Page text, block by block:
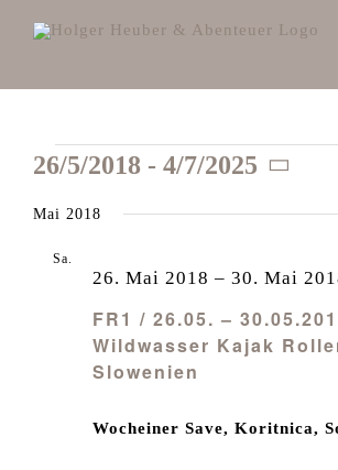
Inhalt
Veranstaltungen
26/5/2018 - 4/7/2025
wählen.
Mai 2018
Sa.
FR1 / 26.05. –
Wildwasser Kajak
Slowenien
26. Mai 2018 – 30. Mai
Wocheiner Save, Koritnica,